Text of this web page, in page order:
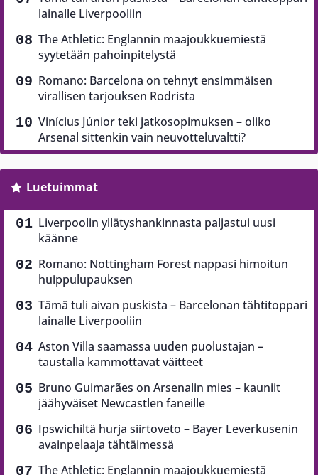
lainalle Liverpooliin
The Athletic: Englannin maajoukkuemiestä
syytetään pahoinpitelystä
Romano: Barcelona on tehnyt ensimmäisen
virallisen tarjouksen Rodrista
Vinícius Júnior teki jatkosopimuksen – oliko
Arsenal sittenkin vain neuvotteluvaltti?
Luetuimmat
Liverpoolin yllätyshankinnasta paljastui uusi
käänne
Romano: Nottingham Forest nappasi himoitun
huippulupauksen
Tämä tuli aivan puskista – Barcelonan tähtitoppari
lainalle Liverpooliin
Aston Villa saamassa uuden puolustajan –
taustalla kammottavat väitteet
Bruno Guimarães on Arsenalin mies – kauniit
jäähyväiset Newcastlen faneille
Ipswichiltä hurja siirtoveto – Bayer Leverkusenin
avainpelaaja tähtäimessä
The Athletic: Englannin maajoukkuemiestä